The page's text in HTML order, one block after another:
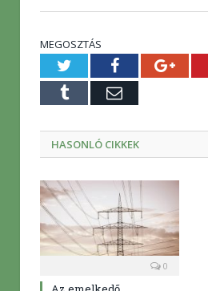
MEGOSZTÁS
TwitterFacebook
Tumblr E-
HASONLÓ CIKKEK
0